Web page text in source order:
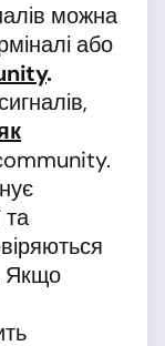
можна
або
.
та
Якщо